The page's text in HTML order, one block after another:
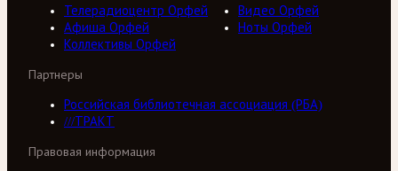
Телерадиоцентр Орфей
Видео Орфей
Афиша Орфей
Ноты Орфей
Коллективы Орфей
Партнеры
Российская библиотечная ассоциация (РБА)
///ТРАКТ
Правовая информация